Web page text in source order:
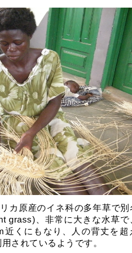
カ原産のイネ科の多年草で別
grass)、非常に大きな水草で
近くにもなり、人の背丈を超
されているようです。